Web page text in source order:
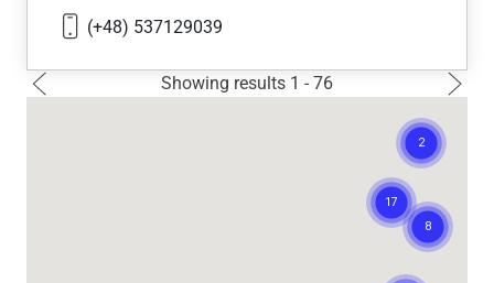
(+48) 537129039
Showing results 1 - 76 Next